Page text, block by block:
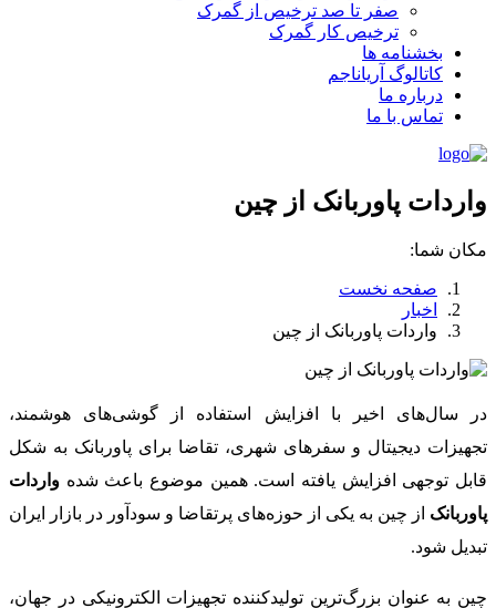
صفر تا صد ترخیص از گمرک
ترخیص کار گمرک
بخشنامه ها
کاتالوگ آریاناجم
درباره ما
تماس با ما
واردات پاوربانک از چین
مکان شما:
صفحه نخست
اخبار
واردات پاوربانک از چین
در سال‌های اخیر با افزایش استفاده از گوشی‌های هوشمند،
تجهیزات دیجیتال و سفرهای شهری، تقاضا برای پاوربانک به شکل
قابل توجهی افزایش یافته است. همین موضوع باعث شده واردات
پاوربانک از چین به یکی از حوزه‌های پرتقاضا و سودآور در بازار ایران
تبدیل شود.
چین به عنوان بزرگ‌ترین تولیدکننده تجهیزات الکترونیکی در جهان،